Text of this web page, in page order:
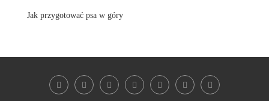
Jak przygotować psa w góry